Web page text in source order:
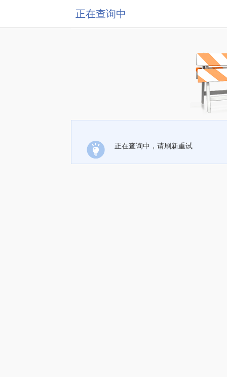
正在查询中
正在查询中，请刷新重试